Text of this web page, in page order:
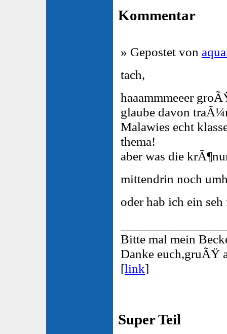
Kommentar
» Gepostet von
tach,
haaammmeeer
glaube davon
Malawies echt
thema!
aber was die
mittendrin noch
oder hab ich ein
Bitte mal mein
Danke euch,gruÃŸ
[link]
Super Teil